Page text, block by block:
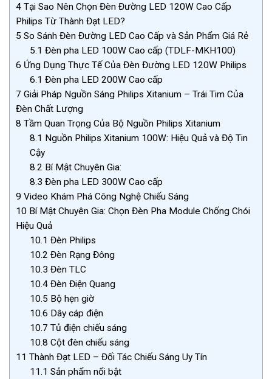
4 Tại Sao Nên Chọn Đèn Đường LED 120W Cao Cấp
Philips Từ Thành Đạt LED?
5 So Sánh Đèn Đường LED Cao Cấp và Sản Phẩm Giá Rẻ
5.1 Đèn pha LED 100W Cao cấp (TDLF-MKH100)
6 Ứng Dụng Thực Tế Của Đèn Đường LED 120W Philips
6.1 Đèn pha LED 200W Cao cấp
7 Giải Pháp Nguồn Sáng Philips Xitanium – Trái Tim Của
Đèn Chất Lượng
8 Tầm Quan Trọng Của Bộ Nguồn Philips Xitanium
8.1 Nguồn Philips Xitanium 100W: Hiệu Quả và Độ Tin
Cậy
8.2 Bí Mật Chuyên Gia:
8.3 Đèn pha LED 300W Cao cấp
9 Video Khám Phá Công Nghệ Chiếu Sáng
10 Bí Mật Chuyên Gia: Chọn Đèn Pha Module Chống Chói
Hiệu Quả
10.1 Đèn Philips
10.2 Đèn Rạng Đông
10.3 Đèn TLC
10.4 Đèn Điện Quang
10.5 Bộ hẹn giờ
10.6 Dây cáp điện
10.7 Tủ điện chiếu sáng
10.8 Cột đèn chiếu sáng
11 Thành Đạt LED – Đối Tác Chiếu Sáng Uy Tín
11.1 Sản phẩm nổi bật